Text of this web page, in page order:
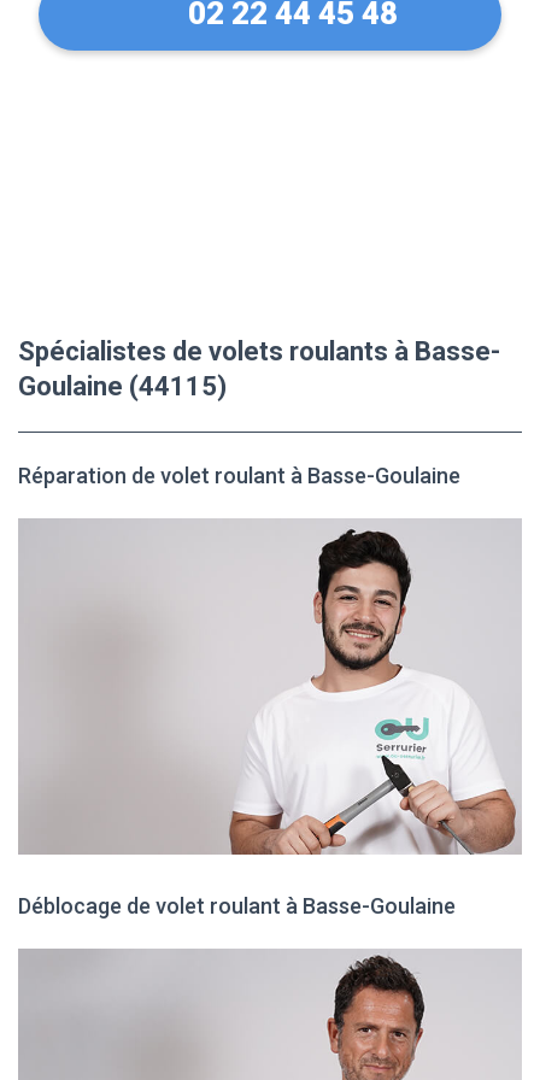
02 22 44 45 48
Spécialistes de volets roulants à Basse-
Goulaine (44115)
Réparation de volet roulant à Basse-Goulaine
Déblocage de volet roulant à Basse-Goulaine